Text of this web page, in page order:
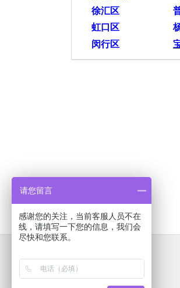
徐汇区
虹口区
杨浦
闵行区
请您留言
感谢您的关注，当前客服人员不在
线，请填写一下您的信息，我们会
尽快和您联系。